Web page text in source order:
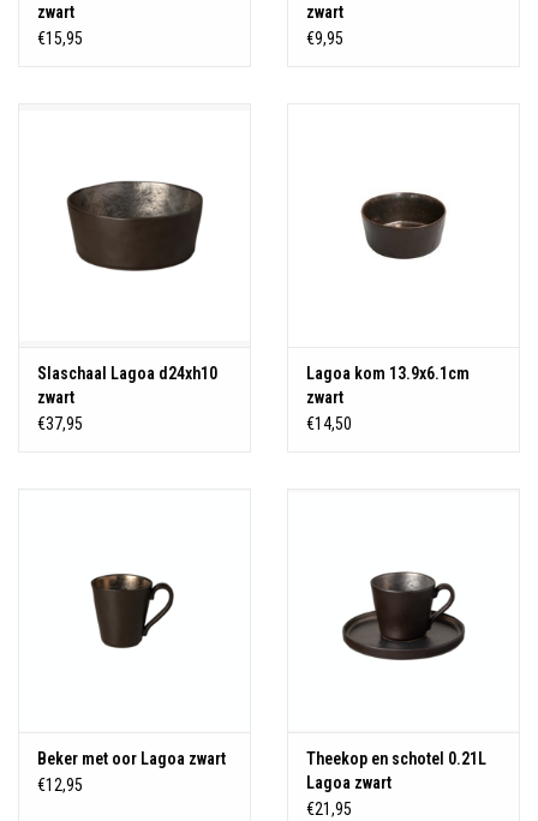
zwart
€15,95
zwart
€9,95
Slaschaal Lagoa d24xh10
zwart
€37,95
Lagoa kom 13.9x6.1cm
zwart
€14,50
Beker met oor Lagoa zwart
€12,95
Theekop en schotel 0.21L
Lagoa zwart
€21,95